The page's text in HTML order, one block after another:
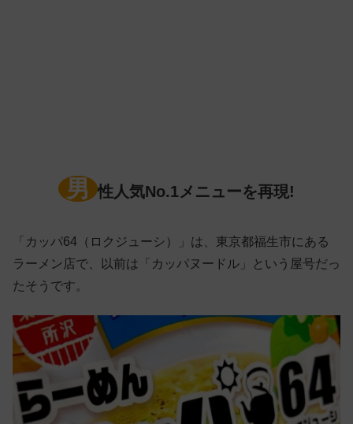
男 性人気No.1メニューを再現!
「カッパ64（ロクジューシ）」は、東京都福生市にある
ラーメン店で、以前は「カッパヌードル」という屋号だっ
たそうです。